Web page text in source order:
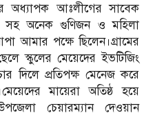
অধ্যাপক আঃলীগের সাবেক
সহ অনেক গুণিজন ও মহিলা
আমার পক্ষে ছিলেন।গ্রামের
স্কুলের মেয়েদের ইভটিজিং
দিলে প্রতিপক্ষ মেনেজ করে
মায়েরা অতিষ্ঠ হয়ে
চেয়ারম্যান দেওয়ান